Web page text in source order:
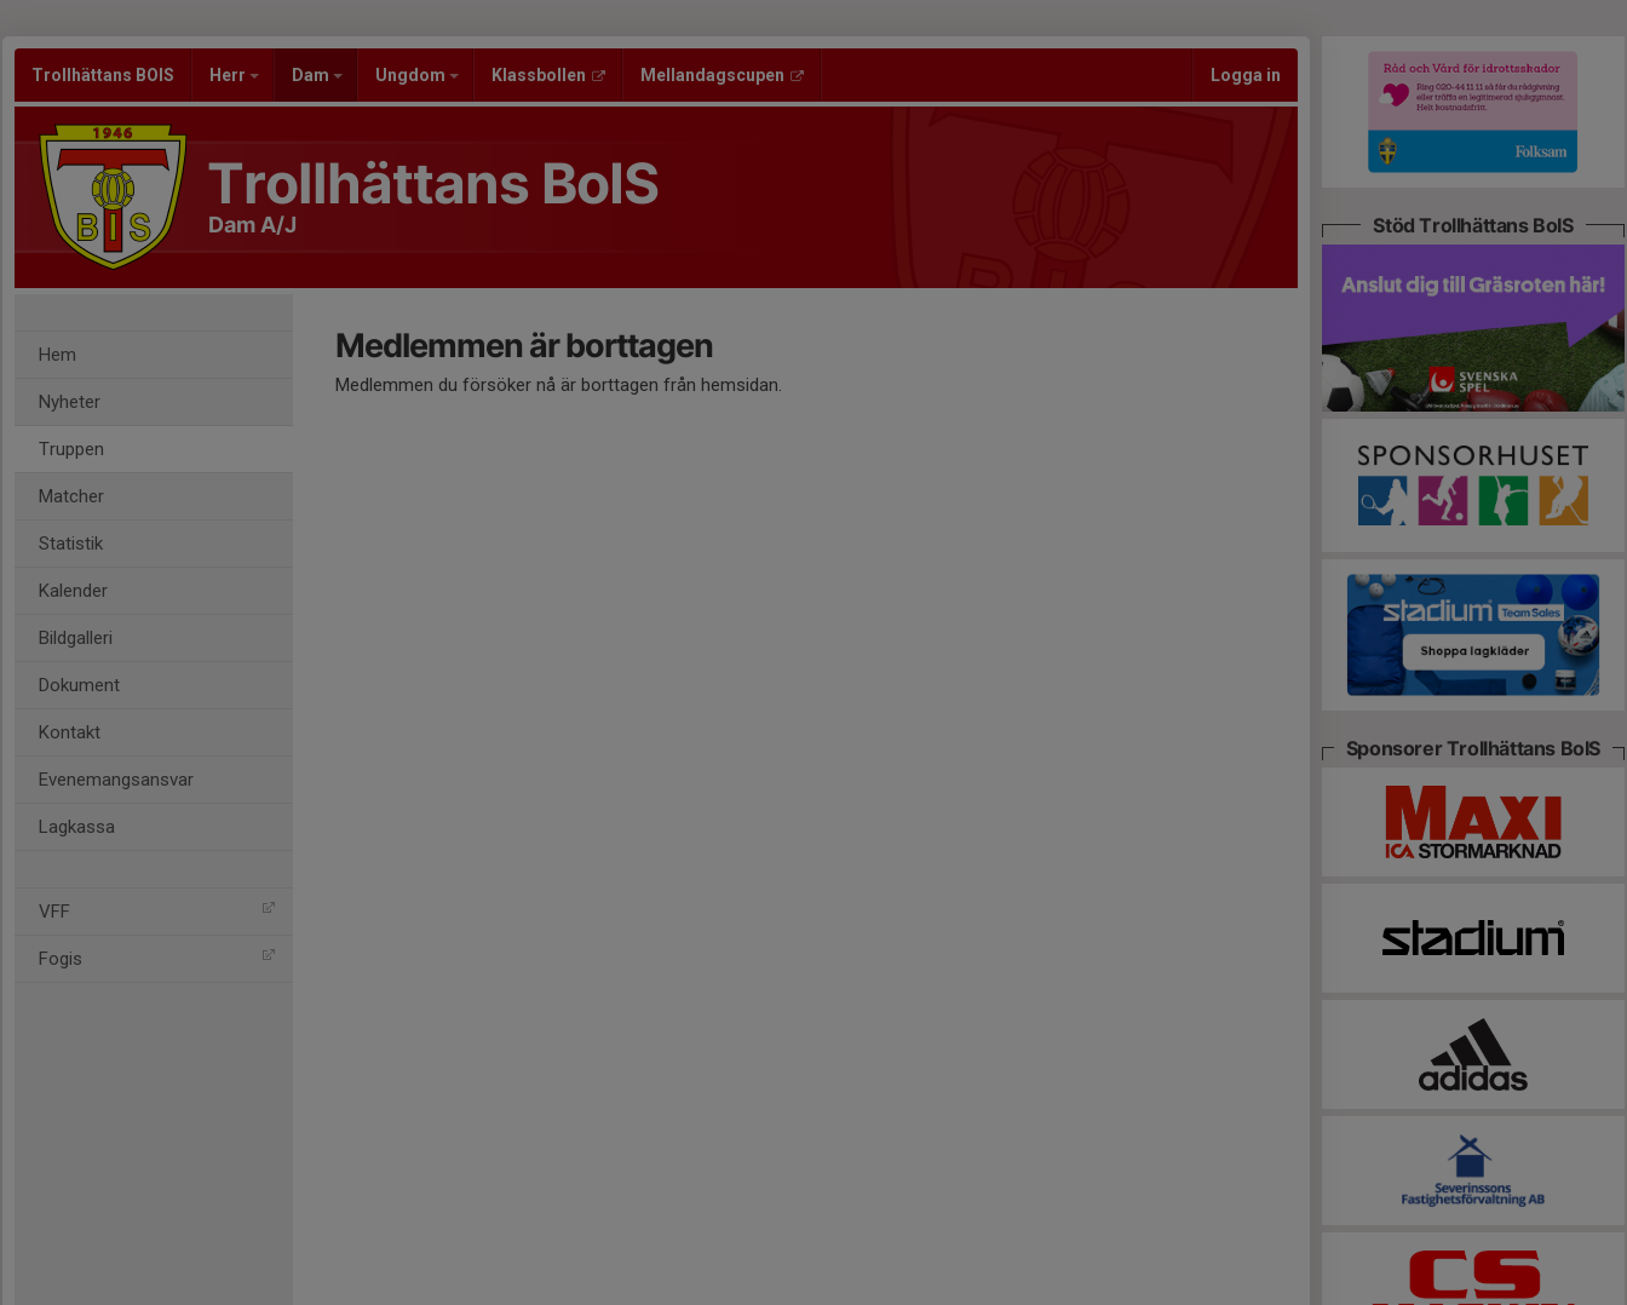
Trollhättans BOIS Herr Dam Ungdom Klassbollen Mellandagscupen Logga in
Trollhättans BoIS
Dam A/J
Hem
Nyheter
Truppen
Matcher
Statistik
Kalender
Bildgalleri
Dokument
Kontakt
Evenemangsansvar
Lagkassa
VFF
Fogis
Medlemmen är borttagen
Medlemmen du försöker nå är borttagen från hemsidan.
Stöd Trollhättans BoIS
Sponsorer Trollhättans BoIS